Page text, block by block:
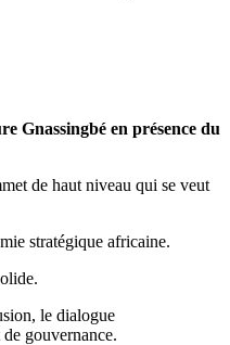
Gnassingbé en présence du
de haut niveau qui se veut
stratégique africaine.
le dialogue
gouvernance.